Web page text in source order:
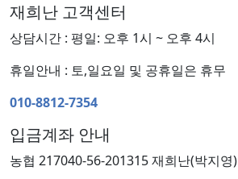
재희난 고객센터
상담시간 : 평일: 오후 1시 ~ 오후 4시
휴일안내 : 토,일요일 및 공휴일은 휴무
010-8812-7354
입금계좌 안내
농협 217040-56-201315 재희난(박지영)